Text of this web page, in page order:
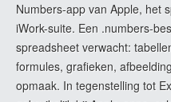
Numbers-app van Apple, het
iWork-suite. Een .numbers-
spreadsheet verwacht:
formules, grafieken,
opmaak. In tegenstelling tot